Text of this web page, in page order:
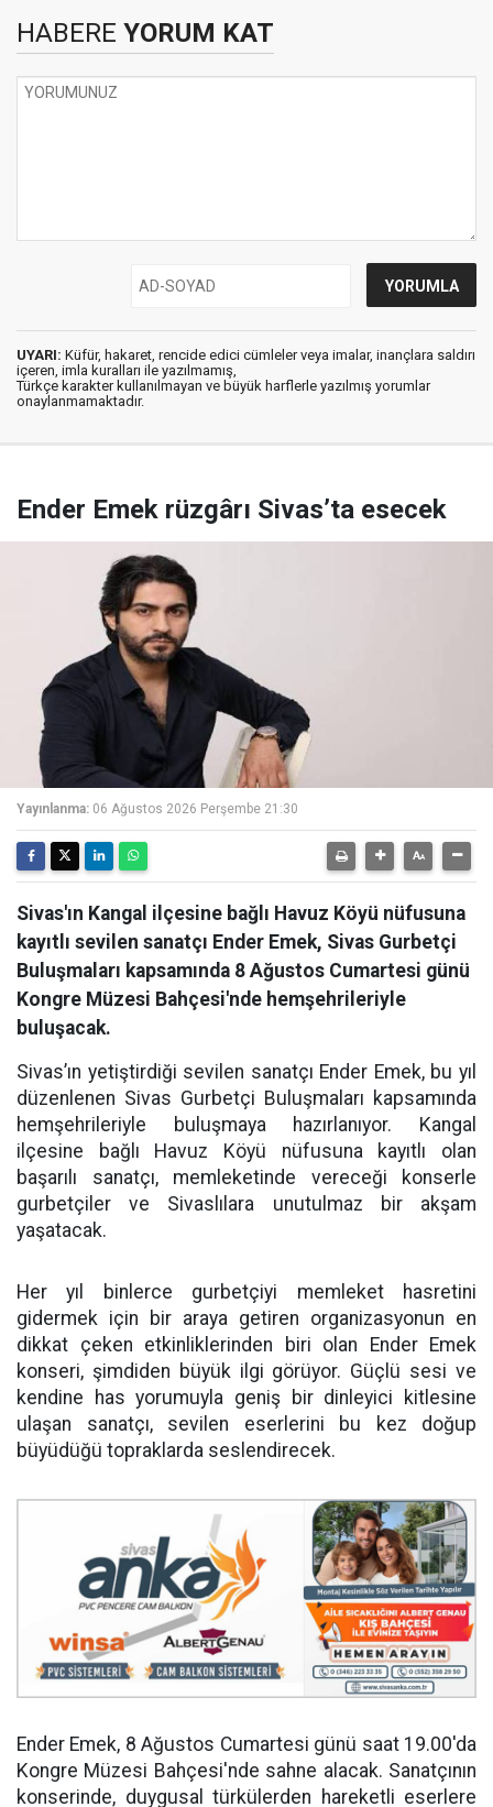
HABERE YORUM KAT
UYARI: Küfür, hakaret, rencide edici cümleler veya imalar, inançlara saldırı
içeren, imla kuralları ile yazılmamış,
Türkçe karakter kullanılmayan ve büyük harflerle yazılmış yorumlar
onaylanmamaktadır.
Ender Emek rüzgârı Sivas’ta esecek
Yayınlanma: 06 Ağustos 2026 Perşembe 21:30
Sivas'ın Kangal ilçesine bağlı Havuz Köyü nüfusuna
kayıtlı sevilen sanatçı Ender Emek, Sivas Gurbetçi
Buluşmaları kapsamında 8 Ağustos Cumartesi günü
Kongre Müzesi Bahçesi'nde hemşehrileriyle
buluşacak.
Sivas’ın yetiştirdiği sevilen sanatçı Ender Emek, bu yıl
düzenlenen Sivas Gurbetçi Buluşmaları kapsamında
hemşehrileriyle buluşmaya hazırlanıyor. Kangal
ilçesine bağlı Havuz Köyü nüfusuna kayıtlı olan
başarılı sanatçı, memleketinde vereceği konserle
gurbetçiler ve Sivaslılara unutulmaz bir akşam
yaşatacak.
Her yıl binlerce gurbetçiyi memleket hasretini
gidermek için bir araya getiren organizasyonun en
dikkat çeken etkinliklerinden biri olan Ender Emek
konseri, şimdiden büyük ilgi görüyor. Güçlü sesi ve
kendine has yorumuyla geniş bir dinleyici kitlesine
ulaşan sanatçı, sevilen eserlerini bu kez doğup
büyüdüğü topraklarda seslendirecek.
Ender Emek, 8 Ağustos Cumartesi günü saat 19.00'da
Kongre Müzesi Bahçesi'nde sahne alacak. Sanatçının
konserinde, duygusal türkülerden hareketli eserlere